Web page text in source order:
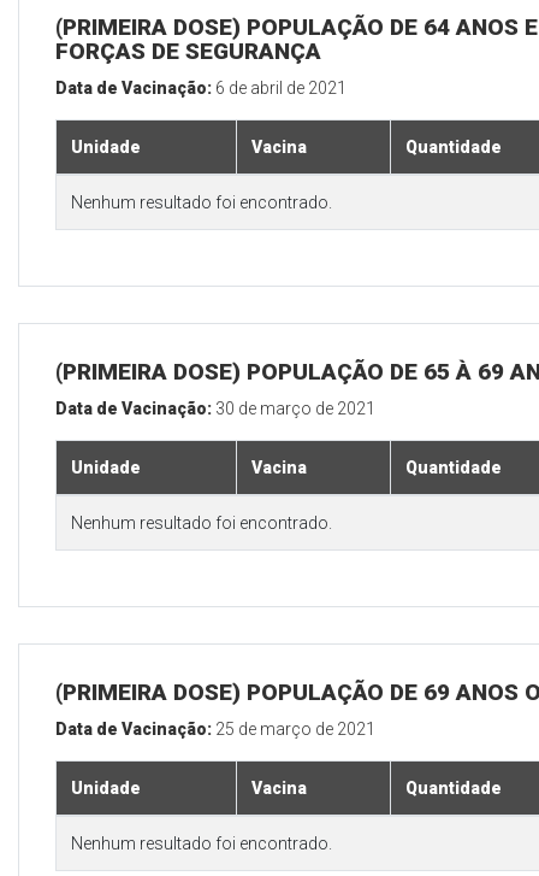
(PRIMEIRA DOSE) POPULAÇÃO DE 64 ANOS E
FORÇAS DE SEGURANÇA
Data de Vacinação: 6 de abril de 2021
Unidade Vacina Quantidade
Nenhum resultado foi encontrado.
(PRIMEIRA DOSE) POPULAÇÃO DE 65 À 69
Data de Vacinação: 30 de março de 2021
Unidade Vacina Quantidade
Nenhum resultado foi encontrado.
(PRIMEIRA DOSE) POPULAÇÃO DE 69 ANOS
Data de Vacinação: 25 de março de 2021
Unidade Vacina Quantidade
Nenhum resultado foi encontrado.